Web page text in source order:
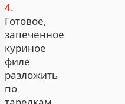
4.
Готовое,
запеченное
куриное
филе
разложить
по